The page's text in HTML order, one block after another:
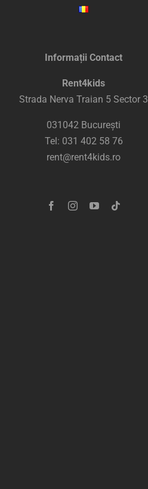
Informații Contact
Rent4kids
Strada Nerva Traian 5 Sector 3
031042 București
Tel: 031 402 58 76
rent@rent4kids.ro